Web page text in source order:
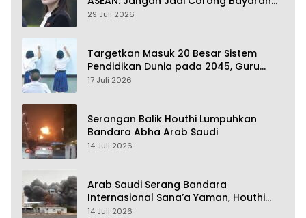
Amerika Serikat
29 Juli 2026
Targetkan Masuk 20 Besar Sistem
Pendidikan Dunia pada 2045, Guru
Dapat Tunjangan hingga 100 Persen
17 Juli 2026
Serangan Balik Houthi Lumpuhkan
Bandara Abha Arab Saudi
14 Juli 2026
Arab Saudi Serang Bandara
Internasional Sana’a Yaman, Houthi
Siap Serang Balik
14 Juli 2026